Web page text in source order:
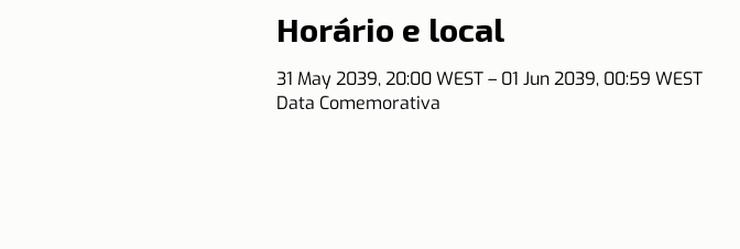
Horário e local
31 May 2039, 20:00 WEST – 01 Jun 2039, 00:59 WEST
Data Comemorativa